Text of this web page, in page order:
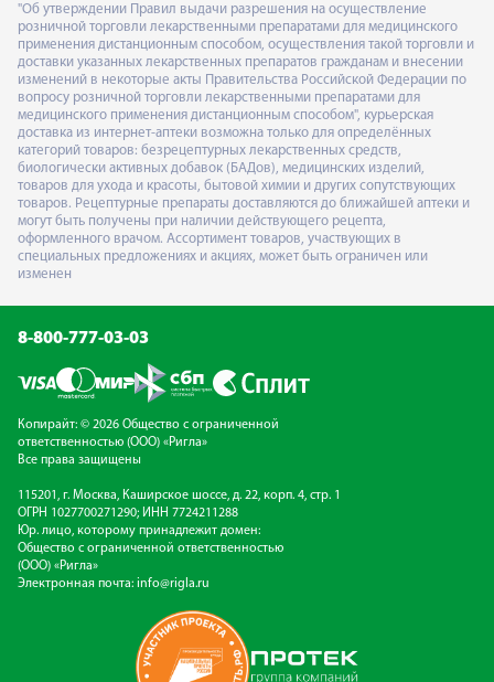
"Об утверждении Правил выдачи разрешения на осуществление
розничной торговли лекарственными препаратами для медицинского
применения дистанционным способом, осуществления такой торговли и
доставки указанных лекарственных препаратов гражданам и внесении
изменений в некоторые акты Правительства Российской Федерации по
вопросу розничной торговли лекарственными препаратами для
медицинского применения дистанционным способом", курьерская
доставка из интернет-аптеки возможна только для определённых
категорий товаров: безрецептурных лекарственных средств,
биологически активных добавок (БАДов), медицинских изделий,
товаров для ухода и красоты, бытовой химии и других сопутствующих
товаров. Рецептурные препараты доставляются до ближайшей аптеки и
могут быть получены при наличии действующего рецепта,
оформленного врачом. Ассортимент товаров, участвующих в
специальных предложениях и акциях, может быть ограничен или
изменен
8-800-777-03-03
Копирайт: © 2026 Общество с ограниченной
ответственностью (ООО) «Ригла»
Все права защищены
115201, г. Москва, Каширское шоссе, д. 22, корп. 4, стр. 1
ОГРН 1027700271290; ИНН 7724211288
Юр. лицо, которому принадлежит домен:
Общество с ограниченной ответственностью
(ООО) «Ригла»
Электронная почта: info@rigla.ru